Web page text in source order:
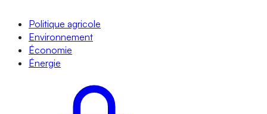
Politique agricole
Environnement
Économie
Énergie